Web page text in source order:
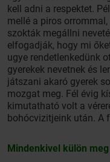
kell adni a respektet.
mellé a piros
szokták megállni
elfogadják, hogy mi
ugye rendetlenkedünk
gyerekek nevetnek és
játszani akaró gyerek
mozgat meg. Fél évig
kimutatható volt a
bohócvizitjeink után. A
Mindenkivel külön